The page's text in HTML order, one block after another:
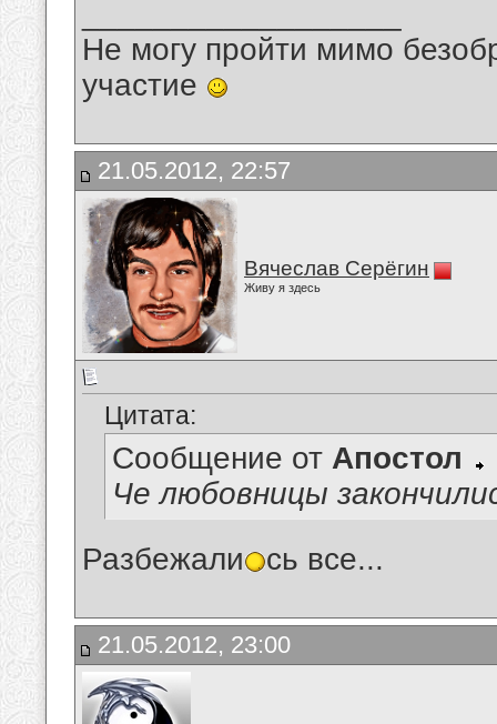
Не могу пройти мимо
участие
21.05.2012, 22:57
Вячеслав Серёгин
Живу я здесь
Цитата:
Сообщение от Апостол
Че любовницы
Разбежали
сь все...
21.05.2012, 23:00